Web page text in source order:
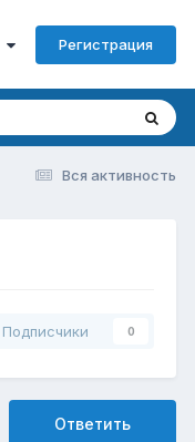
Регистрация
Вся активность
Подписчики 0
Ответить